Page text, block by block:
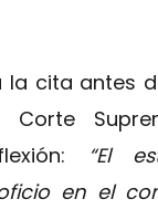
la cita antes
“El
en el